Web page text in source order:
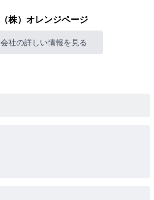
（株）オレンジページ
会社の詳しい情報を見る